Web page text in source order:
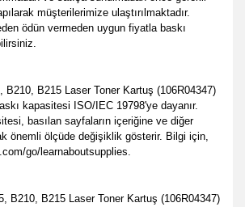
müşterilerimize ulaştırılmaktadır.
ödün vermeden uygun fiyatla baskı
B210, B215 Laser Toner Kartuş (106R04347)
kapasitesi ISO/IEC 19798'ye dayanır.
basılan sayfaların içeriğine ve diğer
önemli ölçüde değişiklik gösterir. Bilgi için,
go/learnaboutsupplies.
B210, B215 Laser Toner Kartuş (106R04347)